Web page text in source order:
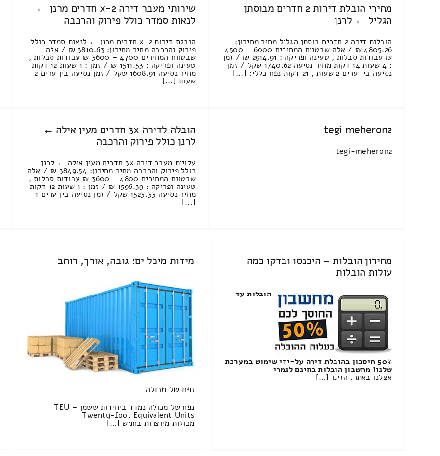
מחירי הובלת דירות 2 חדרים מבוסתן
הגליל ← לרנן
הובלות דירה 2 חדרים בוסתן הגליל מחיר מחירון:
4805.26 ₪ / אלה שבטווח המחירים 6000 – 4500
₪ עבודות סבלות , טעינה ופריקה : 2914.91 ₪ / זמן
: 4 שעות 14 דקות מחיר נסיעה 1740.62 שקל / זמן
נסיעה בין ערים 2 שעות , 21 דקות נפח כללי: [...]
שירותי מעבר דירה 2-x חדרים מרנן ←
לנאות סמדר כולל פירוק והרכבה
הובלת דירות 2-x חדרים מרנן ← לנאות סמדר כולל
פירוק והרכבה מחיר מחירון: 3810.63 ₪ / אלה
שבטווח המחירים 4700 – 3600 ₪ עבודות סבלות ,
טעינה ופריקה : 1511.53 ₪ / זמן : 1 שעות 12 דקות
מחיר נסיעה 1608.91 שקל / זמן נסיעה בין ערים 2
שעות [...]
tegi meheron2
tegi-meheron2
הובלה לדירה 3x חדרים מעין אילה ←
לרנן כולל פירוק והרכבה
עלויות מעבר דירה 3x חדרים מעין אילה ← לרנן
כולל פירוק והרכבה מחיר מחירון: 3849.54 ₪ / אלה
שבטווח המחירים 4800 – 3600 ₪ עבודות סבלות ,
טעינה ופריקה : 1596.39 ₪ / זמן : 1 שעות 12 דקות
מחיר נסיעה 1523.33 שקל / זמן נסיעה בין ערים 1
[...]
מחירון הובלות – היכנסו ובדקו כמה
עולות הובלות
הובלות עד
50% חיסכון בהובלת דירה על-ידי שימוש במערכת
שלנו! מחשבון הובלות בחינם לגמרי
אצלנו באתר. הזינו […]
מידות מיכל ים: גובה, אורך, רוחב
נפח של מכולה
נפח של מכולה נמדד ביחידות ששמן TEU –
Twenty-foot Equivalent Units
מכולות מיוצרות בחמש […]